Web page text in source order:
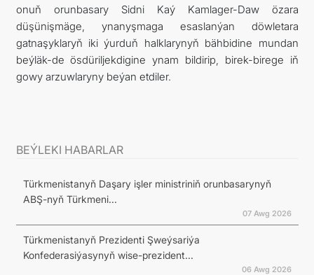
onuň orunbasary Sidni Kaý Kamlager-Daw özara
düşünişmäge, ynanyşmaga esaslanýan döwletara
gatnaşyklaryň iki ýurduň halklarynyň bähbidine mundan
beýläk-de ösdüriljekdigine ynam bildirip, birek-birege iň
gowy arzuwlaryny beýan etdiler.
BEÝLEKI HABARLAR
Türkmenistanyň Daşary işler ministriniň orunbasarynyň
ABŞ-nyň Türkmeni...
07 Awg 2026
Türkmenistanyň Prezidenti Şweýsariýa
Konfederasiýasynyň wise-prezident...
06 Awg 2026